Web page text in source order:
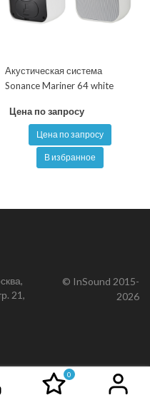
Акустическая система
Sonance Mariner 64 white
Цена по запросу
Цена по запросу
В избранное
21,
© InSound 2015-
2026
0